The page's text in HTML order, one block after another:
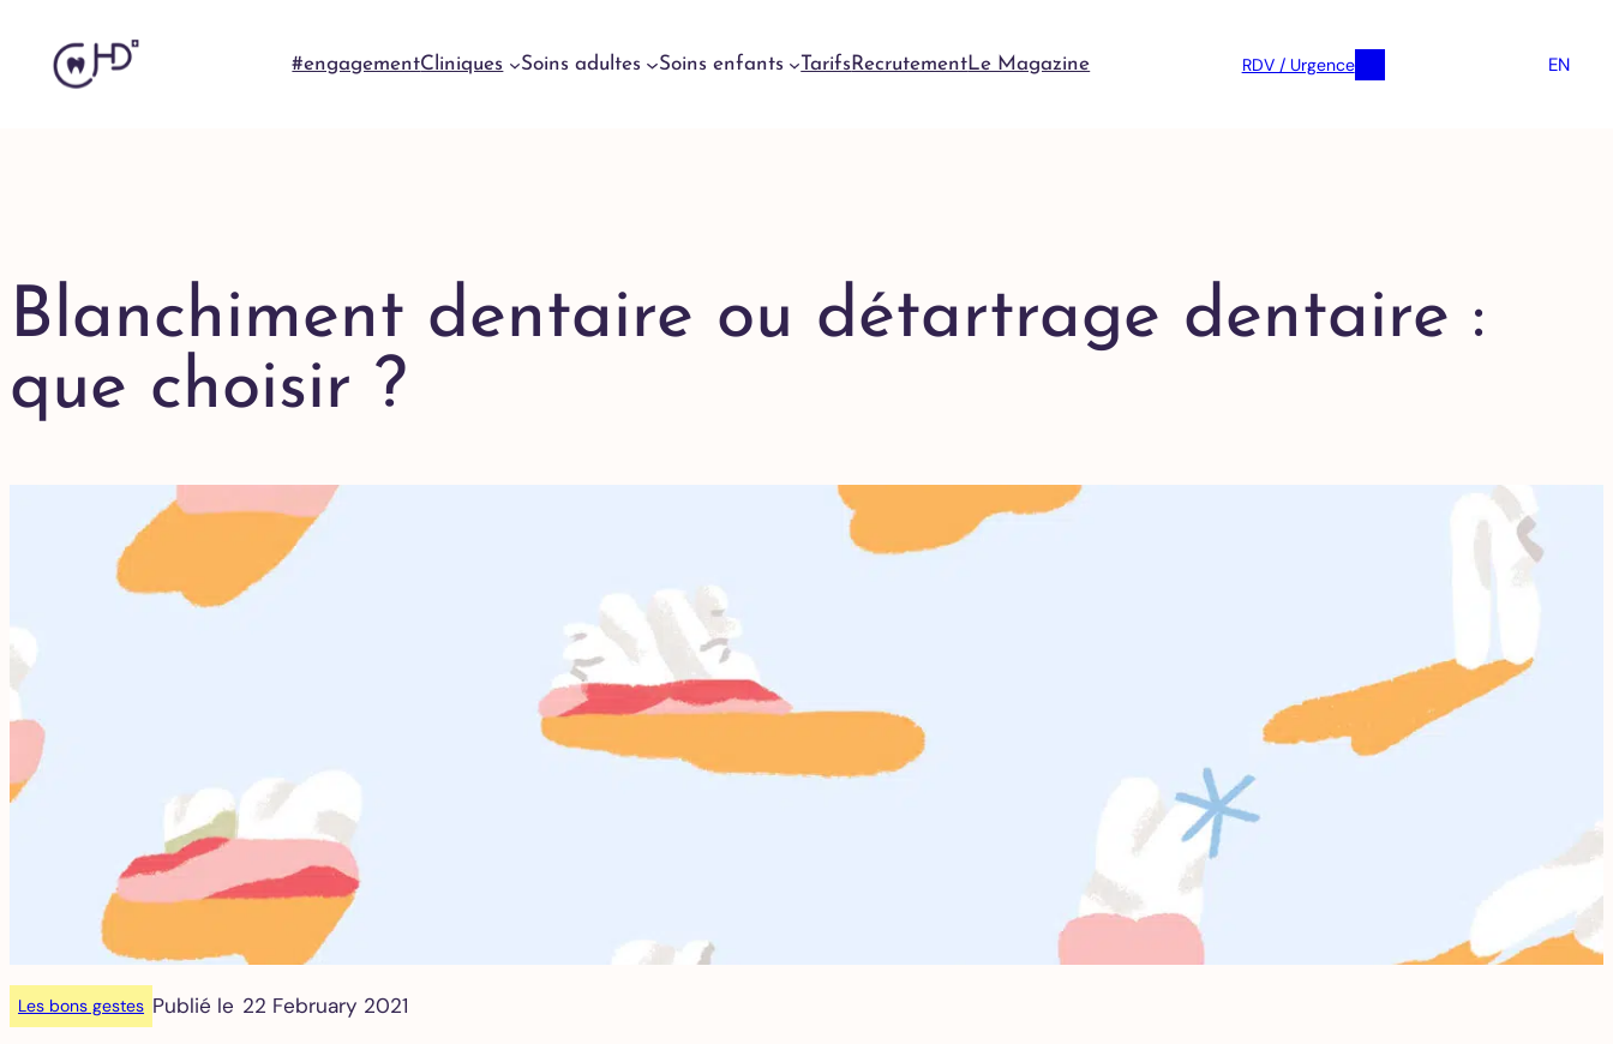
#engagementCliniques Soins adultes
dentaires
Meyrin
Détartrage et
polissage
Détartrage et
Soins enfants Tarifs RecrutementLe Magazine RDV / Urgence EN
Blanchiment dentaire ou détartrage dentaire :
que choisir ?
Les bons gestes Publié le 22 February 2021